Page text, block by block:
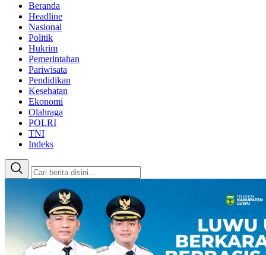
Beranda
Headline
Nasional
Politik
Hukrim
Pemerintahan
Pariwisata
Pendidikan
Kesehatan
Ekonomi
Olahraga
POLRI
TNI
Indeks